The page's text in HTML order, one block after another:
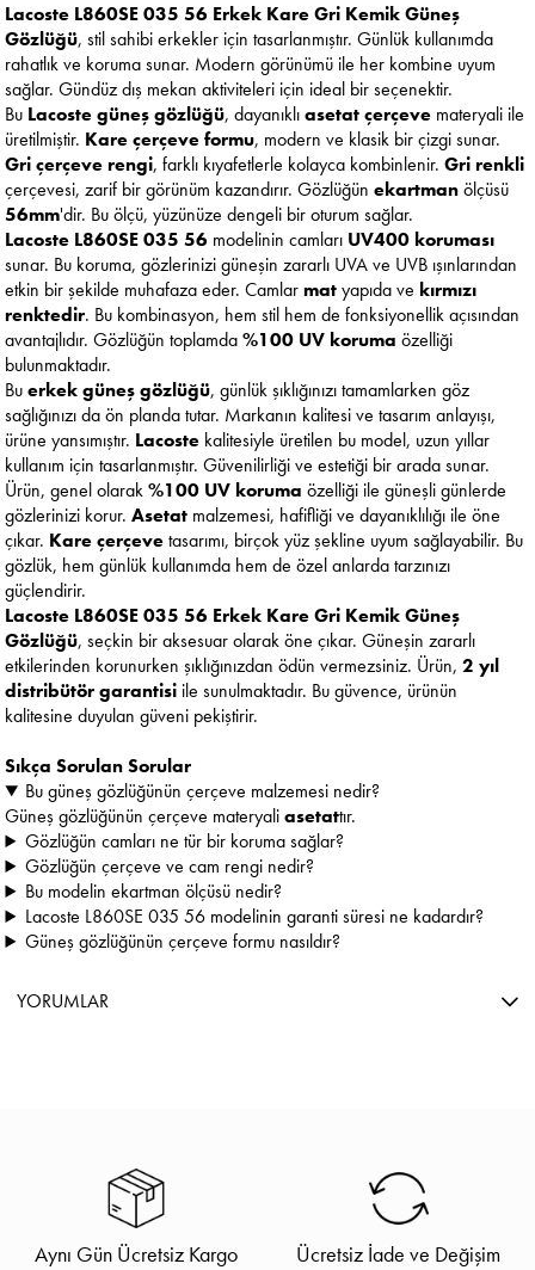
Lacoste L860SE 035 56 Erkek Kare Gri Kemik Güneş
Gözlüğü, stil sahibi erkekler için tasarlanmıştır. Günlük kullanımda
rahatlık ve koruma sunar. Modern görünümü ile her kombine uyum
sağlar. Gündüz dış mekan aktiviteleri için ideal bir seçenektir.
Bu Lacoste güneş gözlüğü, dayanıklıasetat çerçeve materyali ile
üretilmiştir. Kare çerçeve formu, modern ve klasik bir çizgi sunar.
Gri çerçeve rengi, farklı kıyafetlerle kolayca kombinlenir.Gri renkli
çerçevesi, zarif bir görünüm kazandırır. Gözlüğünekartmanölçüsü
56mm'dir. Bu ölçü, yüzünüze dengeli bir oturum sağlar.
Lacoste L860SE 035 56 modelinin camları UV400 koruması
sunar. Bu koruma, gözlerinizi güneşin zararlı UVA ve UVB ışınlarından
etkin bir şekilde muhafaza eder. Camlarmatyapıda ve kırmızı
renktedir. Bu kombinasyon, hem stil hem de fonksiyonellik açısından
avantajlıdır. Gözlüğün toplamda%100 UV koruma özelliği
bulunmaktadır.
Buerkek güneş gözlüğü, günlük şıklığınızı tamamlarken göz
sağlığınızı da ön planda tutar. Markanın kalitesi ve tasarım anlayışı,
ürüne yansımıştır. Lacoste kalitesiyle üretilen bu model, uzun yıllar
kullanım için tasarlanmıştır. Güvenilirliği ve estetiği bir arada sunar.
Ürün, genel olarak%100 UV koruma özelliği ile güneşli günlerde
gözlerinizi korur.Asetat malzemesi, hafifliği ve dayanıklılığı ile öne
çıkar. Kare çerçevetasarımı, birçok yüz şekline uyum sağlayabilir. Bu
gözlük, hem günlük kullanımda hem de özel anlarda tarzınızı
güçlendirir.
Lacoste L860SE 035 56 Erkek Kare Gri Kemik Güneş
Gözlüğü, seçkin bir aksesuar olarak öne çıkar. Güneşin zararlı
etkilerinden korunurken şıklığınızdan ödün vermezsiniz. Ürün,2 yıl
distribütör garantisi ile sunulmaktadır. Bu güvence, ürünün
kalitesine duyulan güveni pekiştirir.
Sıkça Sorulan Sorular
Bu güneş gözlüğünün çerçeve malzemesi nedir?
Güneş gözlüğünün çerçeve materyaliasetattır.
Gözlüğün camları ne tür bir koruma sağlar?
Gözlüğün çerçeve ve cam rengi nedir?
Bu modelin ekartman ölçüsü nedir?
Lacoste L860SE 035 56 modelinin garanti süresi ne kadardır?
Güneş gözlüğünün çerçeve formu nasıldır?
YORUMLAR
Aynı Gün Ücretsiz Kargo Ücretsiz İade ve Değişim